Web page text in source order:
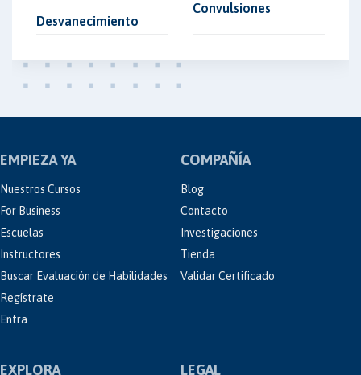
Desvanecimiento
Convulsiones
EMPIEZA YA
Nuestros Cursos
For Business
Escuelas
Instructores
Buscar Evaluación de Habilidades
Regístrate
Entra
COMPAÑÍA
Blog
Contacto
Investigaciones
Tienda
Validar Certificado
EXPLORA LEGAL